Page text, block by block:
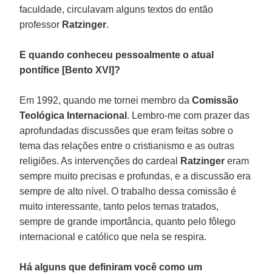
faculdade, circulavam alguns textos do então
professor Ratzinger.
E quando conheceu pessoalmente o atual
pontífice [Bento XVI]?
Em 1992, quando me tornei membro daComissão
Teológica Internacional . Lembro-me com prazer das
aprofundadas discussões que eram feitas sobre o
tema das relações entre o cristianismo e as outras
religiões. As intervenções do cardeal
Ratzinger eram
sempre muito precisas e profundas, e a discussão era
sempre de alto nível. O trabalho dessa comissão é
muito interessante, tanto pelos temas tratados,
sempre de grande importância, quanto pelo fôlego
internacional e católico que nela se respira.
Há alguns que definiram você como um